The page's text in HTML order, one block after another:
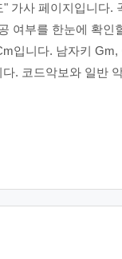
가사 페이지입니다.
여부를 한눈에 확인
입니다. 남자키 Gm,
. 코드악보와 일반